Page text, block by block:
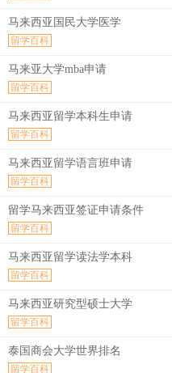
马来西亚国民大学医学
留学百科
马来亚大学mba申请
留学百科
马来西亚留学本科生申请
留学百科
马来西亚留学语言班申请
留学百科
留学马来西亚签证申请条件
留学百科
马来西亚留学读法学本科
留学百科
马来西亚研究型硕士大学
留学百科
泰国商会大学世界排名
留学百科